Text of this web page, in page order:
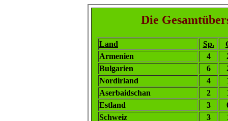
Die
Land Sp.
Armenien
4
Bulgarien
6
Nordirland
4
Aserbaidschan
2
Estland
3
Schweiz
3